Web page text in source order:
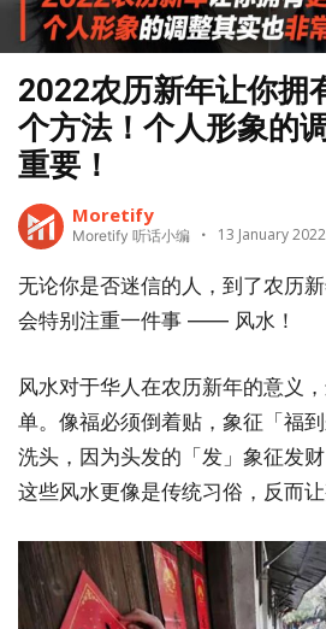
2022农历新年让你拥
个方法！个人形象的
重要！
Moretify
Moretify 听话小编 13 January 2022
无论你是否迷信的人，到了农历
会特别注重一件事 —— 风水！
风水对于华人在农历新年的意义
单。像福必须倒着贴，象征「福
洗头，因为头发的「发」象征发
这些风水更像是传统习俗，反而